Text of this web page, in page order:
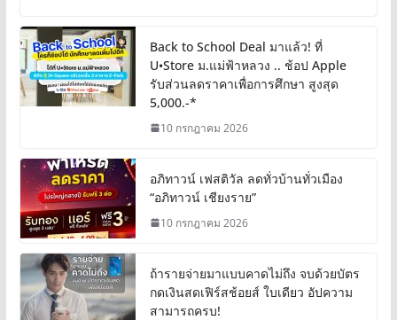
Back to School Deal มาแล้ว! ที่
U•Store ม.แม่ฟ้าหลวง .. ช้อป Apple
รับส่วนลดราคาเพื่อการศึกษา สูงสุด
5,000.-*
10 กรกฎาคม 2026
อภิทาวน์ เฟสติวัล ลดทั่วบ้านทั่วเมือง
“อภิทาวน์ เชียงราย”
10 กรกฎาคม 2026
ถ้ารายจ่ายมาแบบคาดไม่ถึง จบด้วยบัตร
กดเงินสดเฟิร์สช้อยส์ ใบเดียว อัปความ
สามารถครบ!